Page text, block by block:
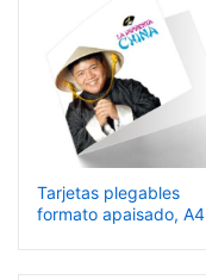
Tarjetas plegables
formato apaisado, A4